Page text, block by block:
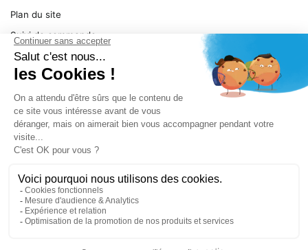
Plan du site
Suivi de commande
Ma facture
Mentions légales
Conditions générales
SERVICE
Pièces détachées
Dépannage
Le magasin